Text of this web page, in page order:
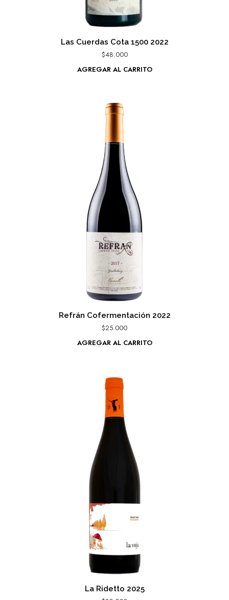
Las Cuerdas Cota 1500 2022
$48.000
AGREGAR AL CARRITO
Refrán Cofermentación 2022
$25.000
AGREGAR AL CARRITO
La Ridetto 2025